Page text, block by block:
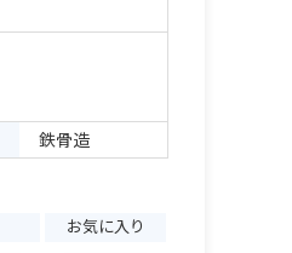
鉄骨造
お気に入り